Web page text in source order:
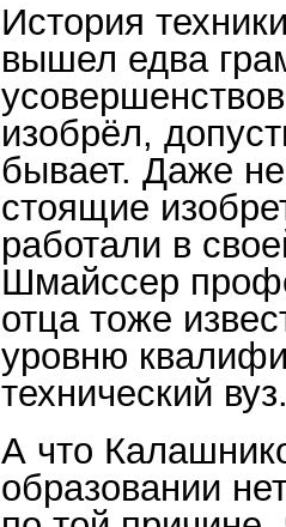
История
вышел едва
изобрёл,
бывает. Даже не
стоящие
работали в
Шмайссер
отца тоже
уровню
технический
А что
образовании